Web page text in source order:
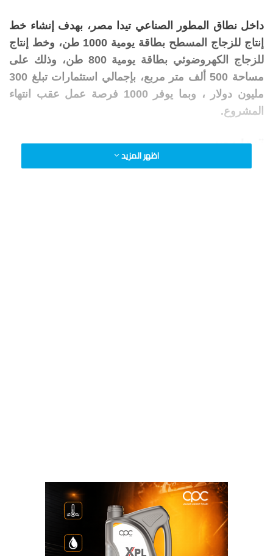
داخل نطاق المطور الصناعي تيدا مصر، بهدف إنشاء خط
إنتاج للزجاج المسطح بطاقة يومية 1000 طن، وخط إنتاج
للزجاج الكهروضوئي بطاقة يومية 800 طن، وذلك على
مساحة 500 ألف متر مربع، بإجمالي استثمارات تبلغ 300
مليون دولار ، وبما يوفر 1000 فرصة عمل عقب انتهاء
المشروع.
تيدا مصر
وذلك بحضور Li DaiXin، رئيس مجلس إدارة شركتي تيدا
كما أشار إلى أهمية المشروع في دعم الصناعات المكملة
لمشروعات الطاقة المتجددة من خلال إنتاج الزجاج
المسطح والزجاج الكهروضوئي، الذي يستخدم في إنتاج
اظهر المزيد